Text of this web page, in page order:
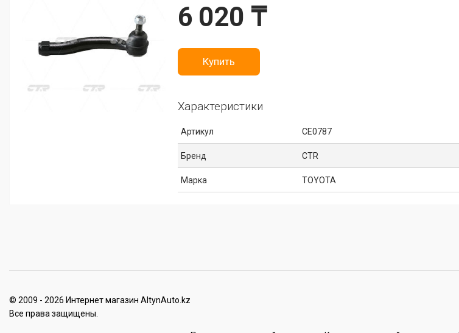
6 020 ₸
Купить
Характеристики
Артикул CE0787
Бренд CTR
Марка TOYOTA
© 2009 - 2026 Интернет магазин AltynAuto.kz
Все права защищены.